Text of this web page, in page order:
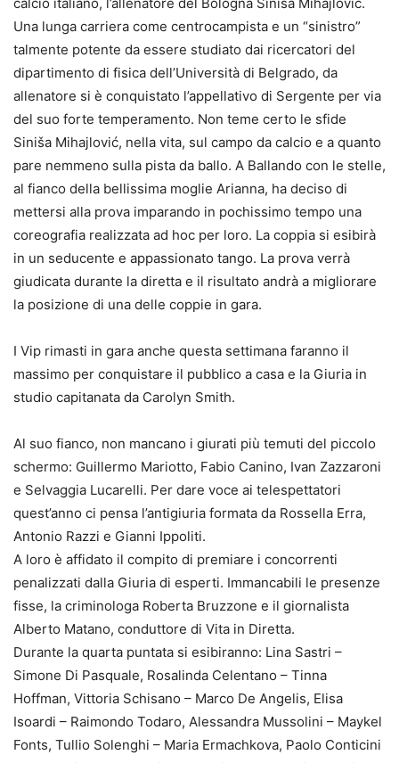
calcio italiano, l’allenatore del Bologna Siniša Mihajlović.
Una lunga carriera come centrocampista e un “sinistro”
talmente potente da essere studiato dai ricercatori del
dipartimento di fisica dell’Università di Belgrado, da
allenatore si è conquistato l’appellativo di Sergente per via
del suo forte temperamento. Non teme certo le sfide
Siniša Mihajlović, nella vita, sul campo da calcio e a quanto
pare nemmeno sulla pista da ballo. A Ballando con le stelle,
al fianco della bellissima moglie Arianna, ha deciso di
mettersi alla prova imparando in pochissimo tempo una
coreografia realizzata ad hoc per loro. La coppia si esibirà
in un seducente e appassionato tango. La prova verrà
giudicata durante la diretta e il risultato andrà a migliorare
la posizione di una delle coppie in gara.
I Vip rimasti in gara anche questa settimana faranno il
massimo per conquistare il pubblico a casa e la Giuria in
studio capitanata da Carolyn Smith.
Al suo fianco, non mancano i giurati più temuti del piccolo
schermo: Guillermo Mariotto, Fabio Canino, Ivan Zazzaroni
e Selvaggia Lucarelli. Per dare voce ai telespettatori
quest’anno ci pensa l’antigiuria formata da Rossella Erra,
Antonio Razzi e Gianni Ippoliti.
A loro è affidato il compito di premiare i concorrenti
penalizzati dalla Giuria di esperti. Immancabili le presenze
fisse, la criminologa Roberta Bruzzone e il giornalista
Alberto Matano, conduttore di Vita in Diretta.
Durante la quarta puntata si esibiranno: Lina Sastri –
Simone Di Pasquale, Rosalinda Celentano – Tinna
Hoffman, Vittoria Schisano – Marco De Angelis, Elisa
Isoardi – Raimondo Todaro, Alessandra Mussolini – Maykel
Fonts, Tullio Solenghi – Maria Ermachkova, Paolo Conticini